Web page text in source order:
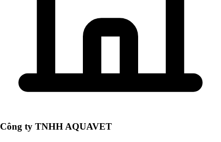
Công ty TNHH AQUAVET